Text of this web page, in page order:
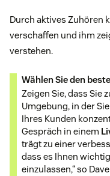
Durch aktives Zuhören
verschaffen und ihm
verstehen.
Wählen Sie den
Zeigen Sie, dass Sie
Umgebung, in der
Ihres Kunden
Gespräch in einem
trägt zu einer
dass es Ihnen
einzulassen,“ so